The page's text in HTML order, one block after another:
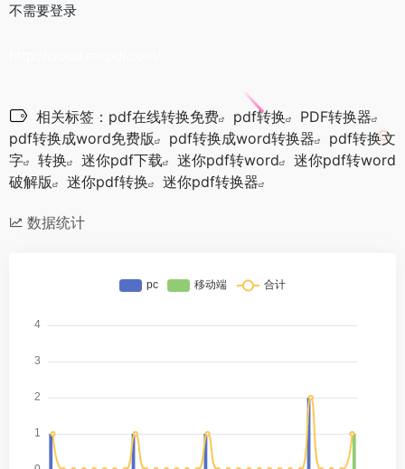
不需要登录
相关标签： pdf在线转换免费 pdf转换
PDF转换器
pdf转换成word免费版
pdf转换成word转换器
pdf转换文
字
转换 迷你pdf下载 迷你pdf转word
迷你pdf转word
破解版
迷你pdf转换 迷你pdf转换器
数据统计